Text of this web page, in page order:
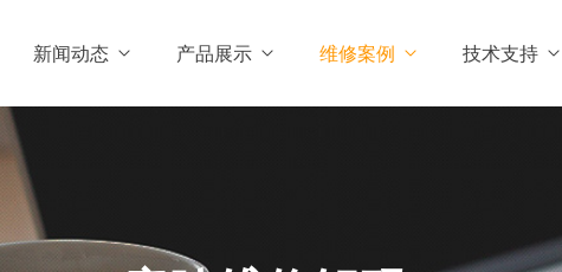
新闻动态 产品展示 维修案例 技术支持